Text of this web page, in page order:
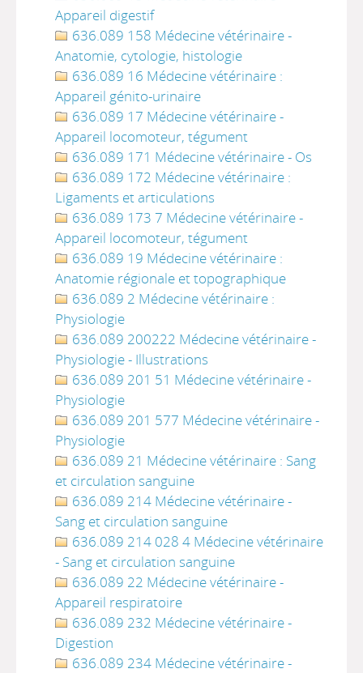
Appareil digestif
636.089 158 Médecine vétérinaire -
Anatomie, cytologie, histologie
636.089 16 Médecine vétérinaire :
Appareil génito-urinaire
636.089 17 Médecine vétérinaire -
Appareil locomoteur, tégument
636.089 171 Médecine vétérinaire - Os
636.089 172 Médecine vétérinaire :
Ligaments et articulations
636.089 173 7 Médecine vétérinaire -
Appareil locomoteur, tégument
636.089 19 Médecine vétérinaire :
Anatomie régionale et topographique
636.089 2 Médecine vétérinaire :
Physiologie
636.089 200222 Médecine vétérinaire -
Physiologie - Illustrations
636.089 201 51 Médecine vétérinaire -
Physiologie
636.089 201 577 Médecine vétérinaire -
Physiologie
636.089 21 Médecine vétérinaire : Sang
et circulation sanguine
636.089 214 Médecine vétérinaire -
Sang et circulation sanguine
636.089 214 028 4 Médecine vétérinaire
- Sang et circulation sanguine
636.089 22 Médecine vétérinaire -
Appareil respiratoire
636.089 232 Médecine vétérinaire -
Digestion
636.089 234 Médecine vétérinaire -